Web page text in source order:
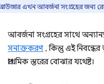
ব্রাউজার এখন আবর্জনা সংগ্রহের জন্য
আবর্জনা সংগ্রহের সাথে
সনাক্তকরণ , কিন্তু এই
প্রাথমিক স্তরের বোঝার যথেষ্ট।